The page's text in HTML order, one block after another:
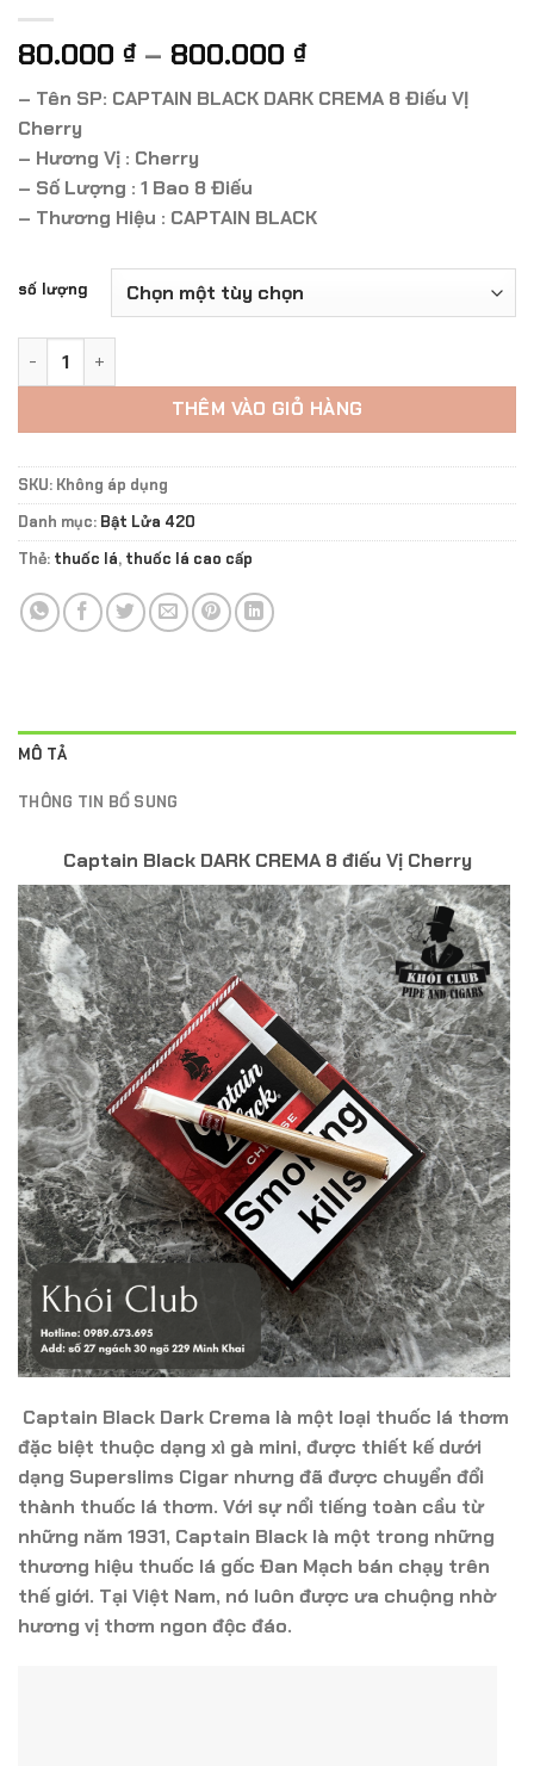
80.000 ₫ – 800.000 ₫Khoảng
từ
– Tên SP: CAPTAIN BLACK DARK CREMA 8 Điếu VỊ
Cherry
– Hương Vị : Cherry
– Số Lượng : 1 Bao 8 Điếu
– Thương Hiệu : CAPTAIN BLACK
số lượng
THÊM VÀO GIỎ HÀNG
SKU: Không áp dụng
Danh mục: Bật Lửa 420
Thẻ: thuốc lá, thuốc lá cao cấp
MÔ TẢ
THÔNG TIN BỔ SUNG
Captain Black DARK CREMA 8 điếu Vị Cherry
Captain Black Dark Crema là một loại thuốc lá thơm
đặc biệt thuộc dạng xì gà mini, được thiết kế dưới
dạng Superslims Cigar nhưng đã được chuyển đổi
thành thuốc lá thơm. Với sự nổi tiếng toàn cầu từ
những năm 1931, Captain Black là một trong những
thương hiệu thuốc lá gốc Đan Mạch bán chạy trên
thế giới. Tại Việt Nam, nó luôn được ưa chuộng nhờ
hương vị thơm ngon độc đáo.